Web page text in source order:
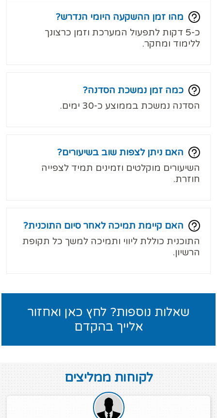
מהו זמן ההשקעה היומי הנדרש?
כ-5 דקות לתפעול המערכת וזמן כרצונך
ללימוד ומחקר.
כמה זמן נמשכת הסדנה?
הסדנה נמשכת בממוצע כ-30 ימים.
האם ניתן לצפות שוב בשיעורים?
השיעורים מוקלטים וזמינים תמיד לצפייה
חוזרת.
האם קיימת תמיכה לאחר סיום התוכנית?
התוכנית כוללת ליווי ותמיכה למשך כל תקופת
הרשיון.
שאלות נוספות? לחץ כאן ואחזור
אלייך בהקדם
לקוחות ממליצים